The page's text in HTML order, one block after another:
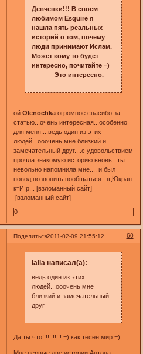
Девченки!!! В своем
любимом Esquire я
нашла пять реальных
историй о том, почему
люди принимают Ислам.
Может кому то будет
интересно, почитайте =)
Это интересно.
ой Olenochkaогромное спасибо за
статью...очень интересная...особенно
для меня....ведь один из этих
людей...ооочень мне близкий и
замечательный друг....с удовольствием
прочла знакомую историю вновь...ты
невольно напомнила мне.... и был
повод позвонить пообщаться...щЮкран
ктИ:р... [взломанный сайт]
[взломанный сайт]
0
Поделиться 60
2011-02-09 21:55:12
laila написал(а):
ведь один из этих
людей...ооочень мне
близкий и замечательный
друг
Да ты что!!!!!!!!!!! =) как тесен мир =)